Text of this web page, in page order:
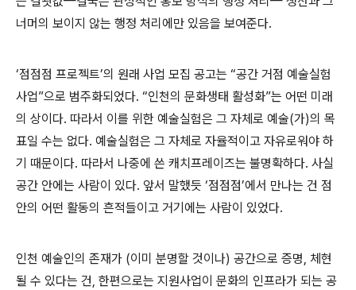
너머의 보이지 않는 행정 처리에만 있음을 보여준다.
‘점점점 프로젝트’의 원래 사업 모집 공고는 “공간 거점 예술실험
사업”으로 범주화되었다. “인천의 문화생태 활성화”는 어떤 미래
의 상이다. 따라서 이를 위한 예술실험은 그 자체로 예술(가)의 목
표일 수는 없다. 예술실험은 그 자체로 자율적이고 자유로워야 하
기 때문이다. 따라서 나중에 쓴 캐치프레이즈는 불명확하다. 사실
공간 안에는 사람이 있다. 앞서 말했듯 ‘점점점’에서 만나는 건 점
안의 어떤 활동의 흔적들이고 거기에는 사람이 있었다.
인천 예술인의 존재가 (이미 분명할 것이나) 공간으로 증명, 체현
될 수 있다는 건, 한편으로는 지원사업이 문화의 인프라가 되는 공